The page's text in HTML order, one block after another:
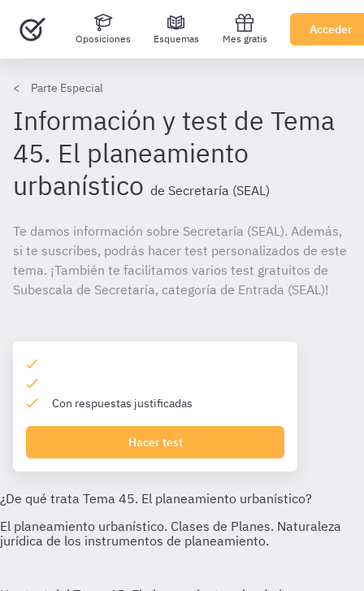
Oposiciones Esquemas Mes gratis
Acceder
Parte Especial
Información y test de Tema
45. El planeamiento
urbanístico de Secretaría (SEAL)
Te damos información sobre Secretaría (SEAL). Además,
si te suscribes, podrás hacer test personalizados de este
tema. ¡También te facilitamos varios test gratuitos de
Subescala de Secretaría, categoría de Entrada (SEAL)!
Con respuestas justificadas
Hacer test